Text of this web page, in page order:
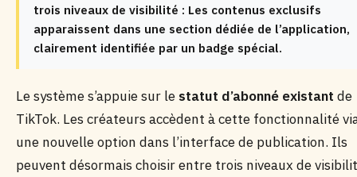
trois niveaux de visibilité : Les contenus exclusifs
apparaissent dans une section dédiée de l’application,
clairement identifiée par un badge spécial.
Le système s’appuie sur le statut d’abonné existant de
TikTok. Les créateurs accèdent à cette fonctionnalité
une nouvelle option dans l’interface de publication. Ils
peuvent désormais choisir entre trois niveaux de